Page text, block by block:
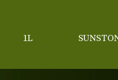
1L